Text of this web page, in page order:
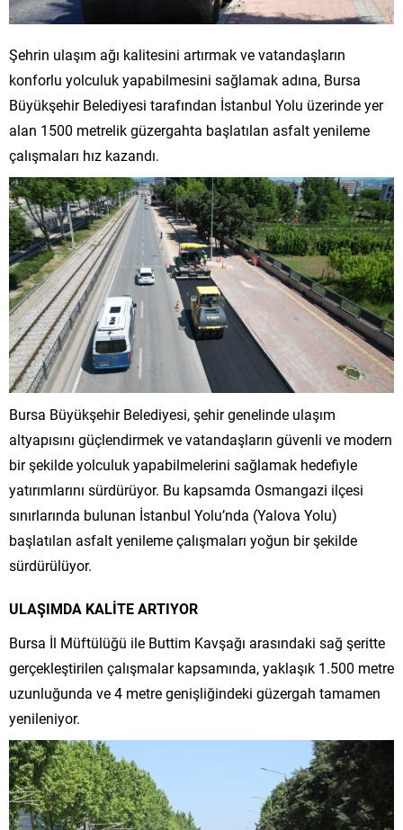
Şehrin ulaşım ağı kalitesini artırmak ve vatandaşların
konforlu yolculuk yapabilmesini sağlamak adına, Bursa
Büyükşehir Belediyesi tarafından İstanbul Yolu üzerinde yer
alan 1500 metrelik güzergahta başlatılan asfalt yenileme
çalışmaları hız kazandı.
Bursa Büyükşehir Belediyesi, şehir genelinde ulaşım
altyapısını güçlendirmek ve vatandaşların güvenli ve modern
bir şekilde yolculuk yapabilmelerini sağlamak hedefiyle
yatırımlarını sürdürüyor. Bu kapsamda Osmangazi ilçesi
sınırlarında bulunan İstanbul Yolu’nda (Yalova Yolu)
başlatılan asfalt yenileme çalışmaları yoğun bir şekilde
sürdürülüyor.
ULAŞIMDA KALİTE ARTIYOR
Bursa İl Müftülüğü ile Buttim Kavşağı arasındaki sağ şeritte
gerçekleştirilen çalışmalar kapsamında, yaklaşık 1.500 metre
uzunluğunda ve 4 metre genişliğindeki güzergah tamamen
yenileniyor.